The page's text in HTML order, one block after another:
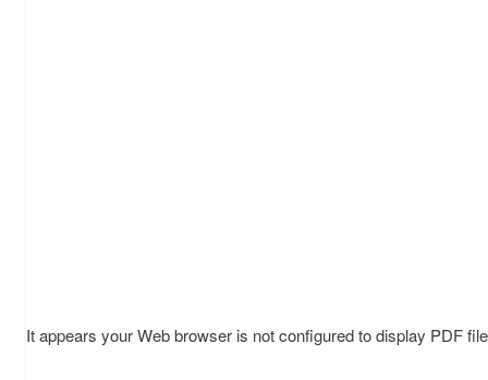
It appears your Web browser is not configured to display PDF